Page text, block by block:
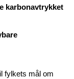
karbonavtrykket
fylkets mål om